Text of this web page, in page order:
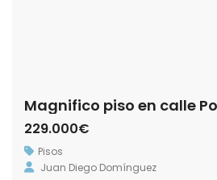
229.000€
Pisos
Juan Diego Domínguez